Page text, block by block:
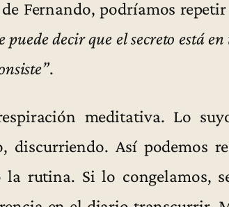
Fernando, podríamos repetir
puede decir que el secreto está
.
meditativa. Lo
discurriendo. Así podemos
rutina. Si lo congelamos,